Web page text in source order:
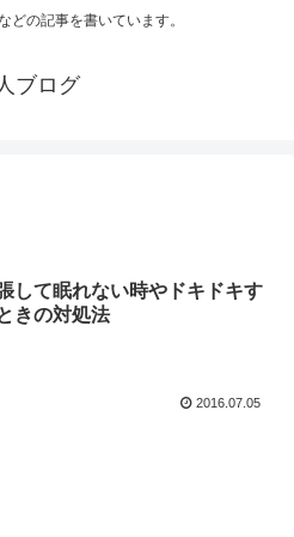
どの記事を書いています。
ブログ
して眠れない時やドキドキす
きの対処法
2016.07.05